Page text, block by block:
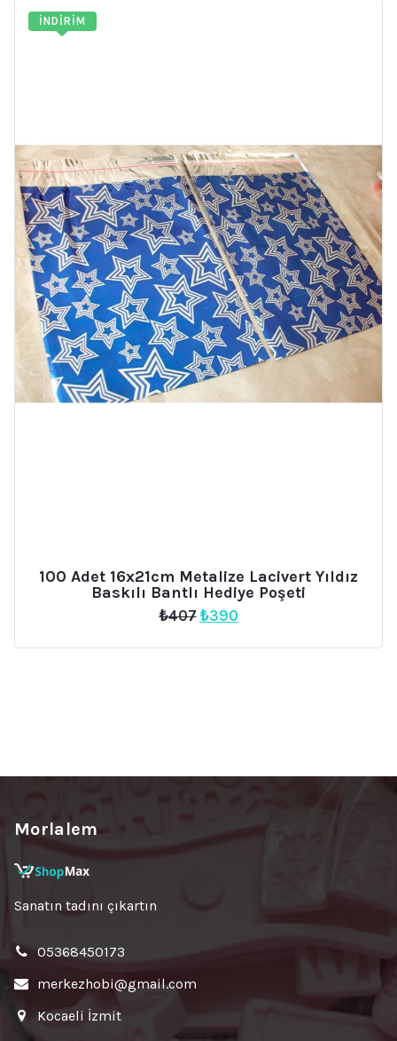
İNDIRIM
100 Adet 16x21cm Metalize Lacivert Yıldız
Baskılı Bantlı Hediye Poşeti
₺407 Orijinal
₺407.
₺390Şu
fiyat:
Morlalem
Sanatın tadını çıkartın
05368450173
merkezhobi@gmail.com
Kocaeli İzmit